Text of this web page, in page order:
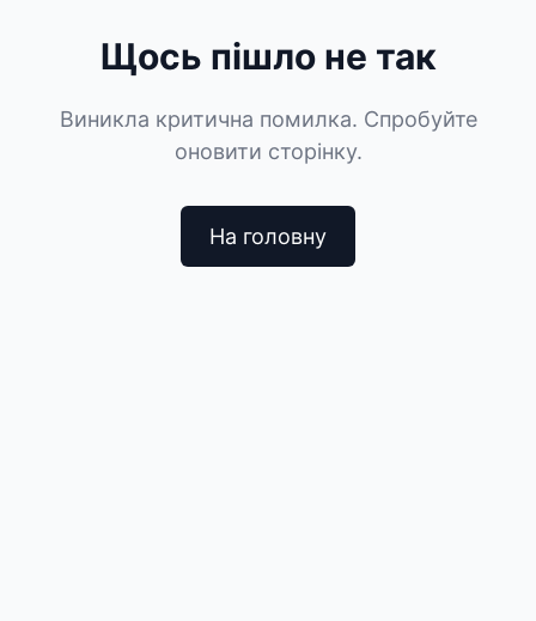
Щось пішло не так
Виникла критична помилка. Спробуйте
оновити сторінку.
На головну